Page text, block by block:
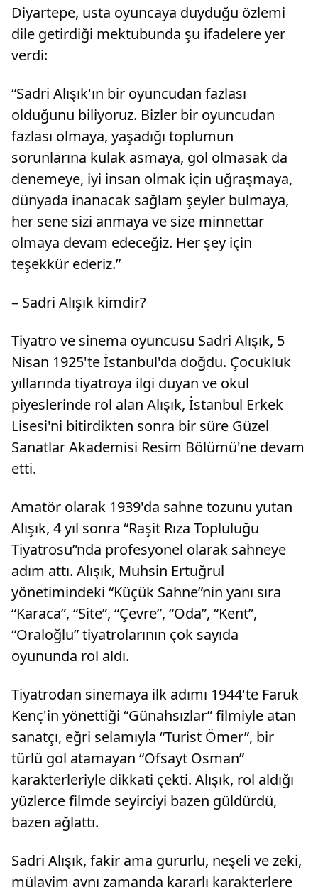
Diyartepe, usta oyuncaya duyduğu özlemi
dile getirdiği mektubunda şu ifadelere yer
verdi:
“Sadri Alışık'ın bir oyuncudan fazlası
olduğunu biliyoruz. Bizler bir oyuncudan
fazlası olmaya, yaşadığı toplumun
sorunlarına kulak asmaya, gol olmasak da
denemeye, iyi insan olmak için uğraşmaya,
dünyada inanacak sağlam şeyler bulmaya,
her sene sizi anmaya ve size minnettar
olmaya devam edeceğiz. Her şey için
teşekkür ederiz.”
– Sadri Alışık kimdir?
Tiyatro ve sinema oyuncusu Sadri Alışık, 5
Nisan 1925'te İstanbul'da doğdu. Çocukluk
yıllarında tiyatroya ilgi duyan ve okul
piyeslerinde rol alan Alışık, İstanbul Erkek
Lisesi'ni bitirdikten sonra bir süre Güzel
Sanatlar Akademisi Resim Bölümü'ne devam
etti.
Amatör olarak 1939'da sahne tozunu yutan
Alışık, 4 yıl sonra “Raşit Rıza Topluluğu
Tiyatrosu”nda profesyonel olarak sahneye
adım attı. Alışık, Muhsin Ertuğrul
yönetimindeki “Küçük Sahne”nin yanı sıra
“Karaca”, “Site”, “Çevre”, “Oda”, “Kent”,
“Oraloğlu” tiyatrolarının çok sayıda
oyununda rol aldı.
Tiyatrodan sinemaya ilk adımı 1944'te Faruk
Kenç'in yönettiği “Günahsızlar” filmiyle atan
sanatçı, eğri selamıyla “Turist Ömer”, bir
türlü gol atamayan “Ofsayt Osman”
karakterleriyle dikkati çekti. Alışık, rol aldığı
yüzlerce filmde seyirciyi bazen güldürdü,
bazen ağlattı.
Sadri Alışık, fakir ama gururlu, neşeli ve zeki,
mülayim aynı zamanda kararlı karakterlere